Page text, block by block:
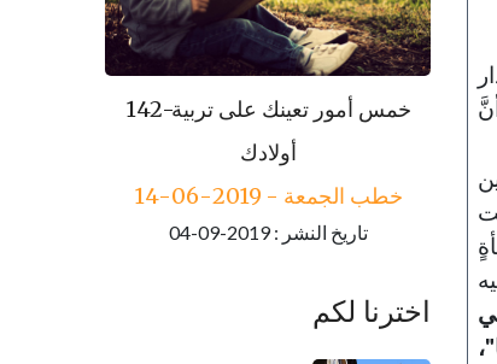
142-خمس أمور تعينك على تربية
أولادك
خطب الجمعة - 2019-06-14
تاريخ النشر : 2019-09-04
143-مكارم الأخلاق
خطب الجمعة - 2019-06-21
تاريخ النشر : 2019-09-04
اخترنا لكم